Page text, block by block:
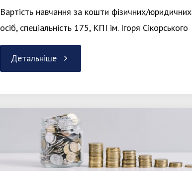
Вартість навчання за кошти фізичних/юридичних
осіб, спеціальність 175, КПІ ім. Ігоря Сікорського
Детальніше"Вартість
2024-
2025"